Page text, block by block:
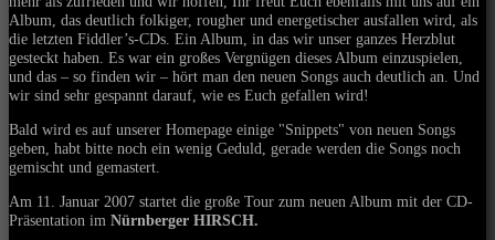
Album, das deutlich folkiger, rougher und energetischer ausfallen wird, als
die letzten Fiddler’s-CDs. Ein Album, in das wir unser ganzes Herzblut
gesteckt haben. Es war ein großes Vergnügen dieses Album einzuspielen,
und das – so finden wir – hört man den neuen Songs auch deutlich an. Und
wir sind sehr gespannt darauf, wie es Euch gefallen wird!
Bald wird es auf unserer Homepage einige "Snippets" von neuen Songs
geben, habt bitte noch ein wenig Geduld, gerade werden die Songs noch
gemischt und gemastert.
Am 11. Januar 2007 startet die große Tour zum neuen Album mit der CD-
Präsentation im Nürnberger HIRSCH.